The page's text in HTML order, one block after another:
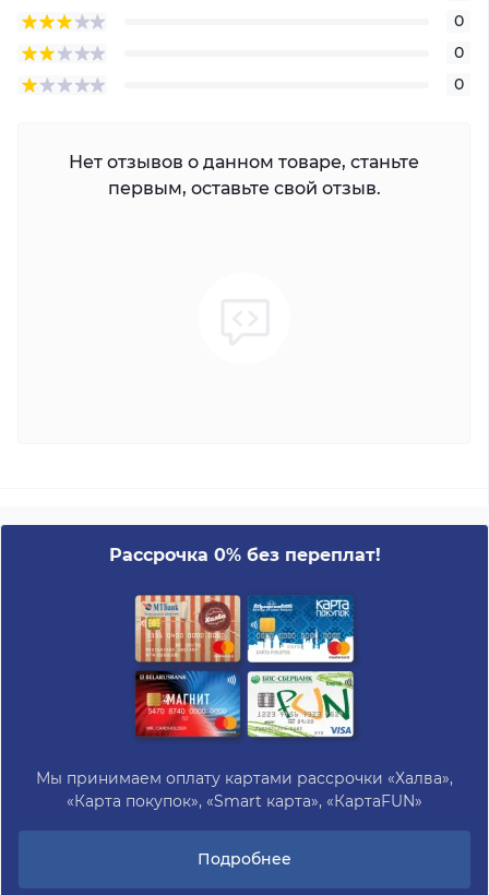
0
0
0
Нет отзывов о данном товаре, станьте
первым, оставьте свой отзыв.
Рассрочка 0% без переплат!
Мы принимаем оплату картами рассрочки «Халва»,
«Карта покупок», «Smart карта», «КартаFUN»
Подробнее